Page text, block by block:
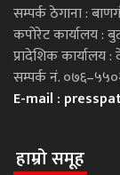
सम्पर्क ठेगाना :
कपोरेट कार्यालय :
प्रादेशिक कार्यालय
सम्पर्क नं.
E-mail :
हाम्रो समूह